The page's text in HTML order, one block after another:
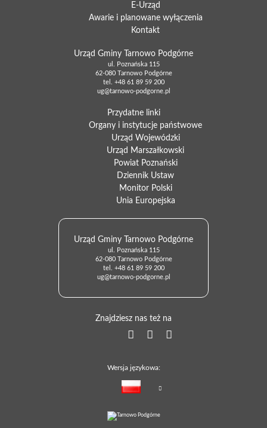
E-Urząd
Awarie i planowane wyłączenia
Kontakt
Urząd Gminy Tarnowo Podgórne
ul. Poznańska 115
62-080 Tarnowo Podgórne
tel. +48 61 89 59 200
ug@tarnowo-podgorne.pl
Przydatne linki
Organy i instytucje państwowe
Urząd Wojewódzki
Urząd Marszałkowski
Powiat Poznański
Dziennik Ustaw
Monitor Polski
Unia Europejska
Urząd Gminy Tarnowo Podgórne
ul. Poznańska 115
62-080 Tarnowo Podgórne
tel. +48 61 89 59 200
ug@tarnowo-podgorne.pl
Znajdziesz nas też na
Wersja językowa: